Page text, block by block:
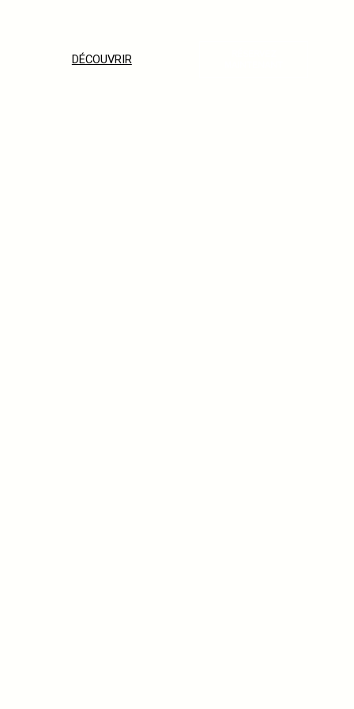
DÉCOUVRIR